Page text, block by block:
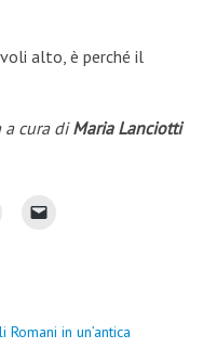
alto, è perché il
a cura diMaria Lanciotti
Romani in un’antica